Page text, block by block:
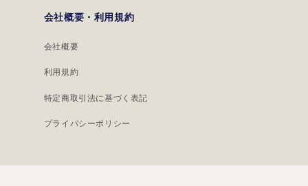
会社概要・利用規約
会社概要
利用規約
特定商取引法に基づく表記
プライバシーポリシー